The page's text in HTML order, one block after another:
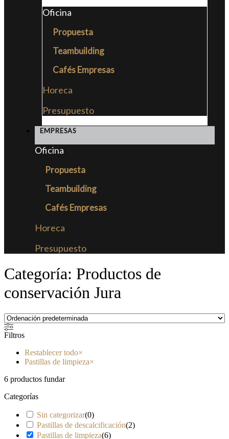
Oficina
Propuesta
Teambuilding
Cafés Empresas
Horeca
Presupuesto
EMPRESAS
Oficina
Propuesta
Teambuilding
Cafés Empresas
Horeca
Presupuesto
Categoría: Productos de
conservación Jura
Filtros
Restablecer todo×
Pastillas de limpieza×
6 productos fundar
Categorías
Sin categorizar(0)
Pastillas de descalcificación(2)
Pastillas de limpieza(6)